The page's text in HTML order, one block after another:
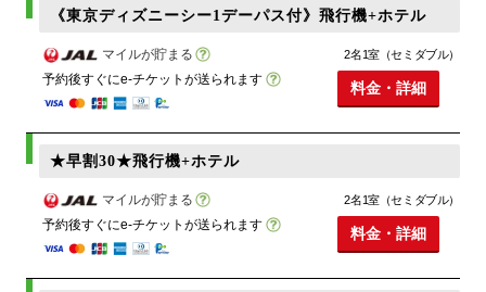
《東京ディズニーシー1デーパス付》飛行機+ホテル
マイルが貯まる
予約後すぐにe-チケットが送られます
2名1室（セミダブル）
料金・詳細
★早割30★飛行機+ホテル
マイルが貯まる
予約後すぐにe-チケットが送られます
2名1室（セミダブル）
料金・詳細